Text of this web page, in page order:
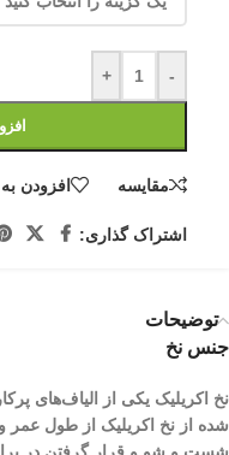
-
+
مقایسه افزودن
اشتراک گذاری:
توضیحات
جنس نخ
نخ اکریلیک یکی از الیاف­‌های
شده از نخ اکریلیک از طول عمر